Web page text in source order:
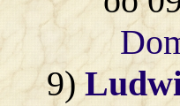
9)